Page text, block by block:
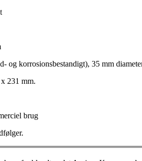
og korrosionsbestandigt), 35 mm
231 mm.
brug